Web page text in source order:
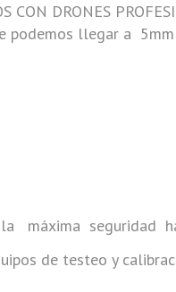
CON DRONES
podemos llegar a
la máxima seguridad
de testeo y